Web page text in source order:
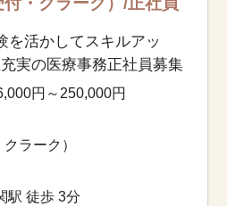
を活かしてスキルアッ
実の医療事務正社員募集
円～250,000円
ラーク）
駅 徒歩 3分